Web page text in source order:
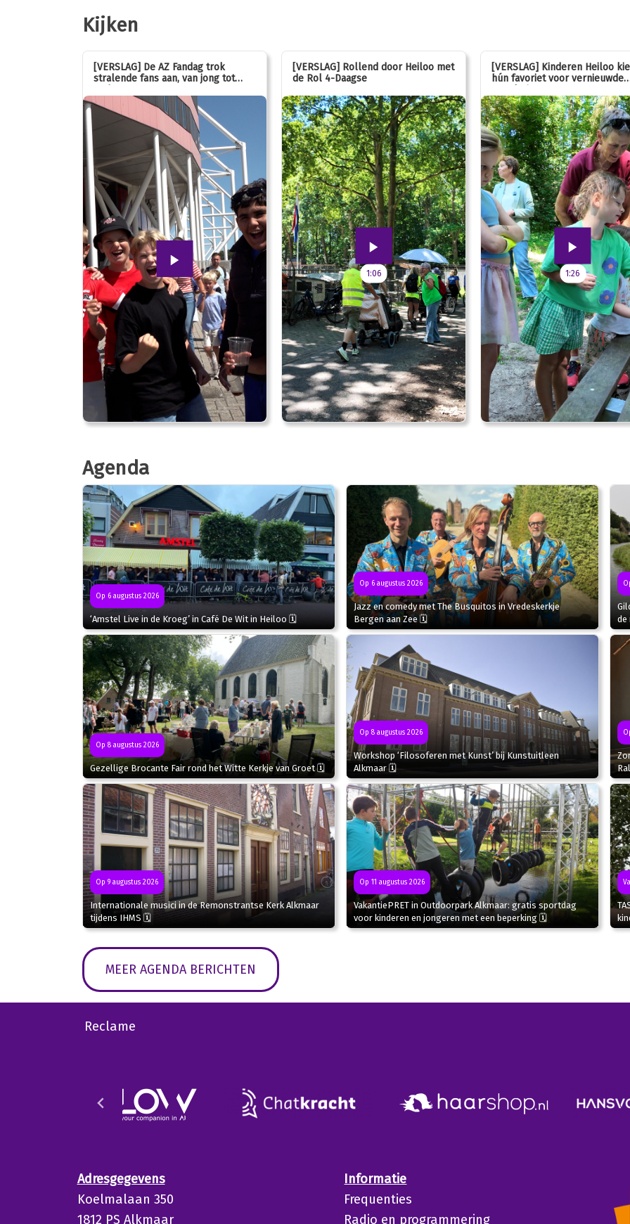
Kijken
[VERSLAG] De AZ Fandag trok
stralende fans aan, van jong tot
[VERSLAG] Rollend door Heiloo met
de Rol 4-Daagse
1:06
[VERSLAG] Kinderen Heiloo
hún favoriet voor vernieuwde
1:26
Agenda
Op 6 augustus 2026
‘Amstel Live in de Kroeg’ in Café De Wit in Heiloo 🗓
Op 6 augustus 2026
Jazz en comedy met The Busquitos in Vredeskerkje
Bergen aan Zee 🗓
de
Op 8 augustus 2026
Gezellige Brocante Fair rond het Witte Kerkje van Groet 🗓
Op 8 augustus 2026
Workshop ‘Filosoferen met Kunst’ bij Kunstuitleen
Alkmaar 🗓
Op 9 augustus 2026
Internationale musici in de Remonstrantse Kerk Alkmaar
tijdens IHMS 🗓
Op 11 augustus 2026
VakantiePRET in Outdoorpark Alkmaar: gratis sportdag
voor kinderen en jongeren met een beperking 🗓
MEER AGENDA BERICHTEN
Reclame
Adresgegevens
Koelmalaan 350
1812 PS Alkmaar
Informatie
Frequenties
Radio en programmering